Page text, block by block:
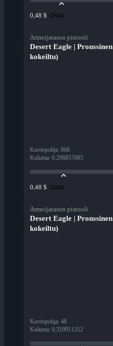
0,48 $ Osta
Armeijatason pistooli
Desert Eagle |
kokeiltu)
Kuviopohja: 868
Kuluma: 0,206857085
0,48 $ Osta
Armeijatason pistooli
Desert Eagle |
kokeiltu)
Kuviopohja: 48
Kuluma: 0,319911212